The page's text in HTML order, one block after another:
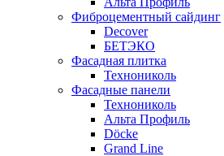
Фиброцементный сайдинг
Decover
БЕТЭКО
Фасадная плитка
Технониколь
Фасадные панели
Технониколь
Альта Профиль
Döсkе
Grand Line